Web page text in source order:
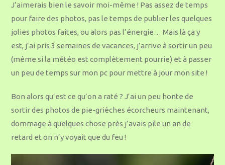
J’aimerais bien le savoir moi-même ! Pas assez de temps
pour faire des photos, pas le temps de publier les quelques
jolies photos faites, ou alors pas l’énergie… Mais là ça y
est, j’ai pris 3 semaines de vacances, j’arrive à sortir un peu
(même si la météo est complètement pourrie) et à passer
un peu de temps sur mon pc pour mettre à jour mon site !
Bon alors qu’est ce qu’on a raté ? J’ai un peu honte de
sortir des photos de pie-grièches écorcheurs maintenant,
dommage à quelques chose près j’avais pile un an de
retard et on n’y voyait que du feu !